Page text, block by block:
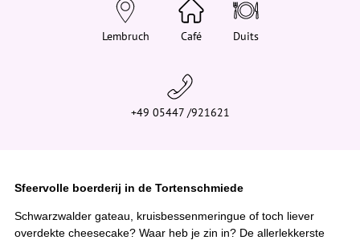
e
Lembruch Café Duits
+49 05447 /921621
Sfeervolle boerderij in de Tortenschmiede
Schwarzwalder gateau, kruisbessenmeringue of toch liever
overdekte cheesecake? Waar heb je zin in? De allerlekkerste